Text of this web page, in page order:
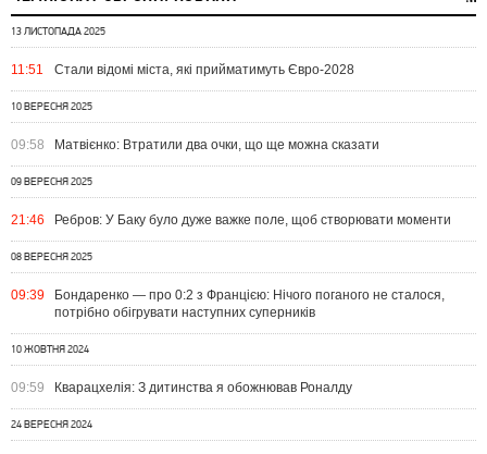
13 ЛИСТОПАДА 2025
11:51 Стали відомі міста, які прийматимуть Євро-2028
10 ВЕРЕСНЯ 2025
09:58 Матвієнко: Втратили два очки, що ще можна сказати
09 ВЕРЕСНЯ 2025
21:46 Ребров: У Баку було дуже важке поле, щоб створювати моменти
08 ВЕРЕСНЯ 2025
09:39
Бондаренко — про 0:2 з Францією: Нічого поганого не сталося,
потрібно обігрувати наступних суперників
10 ЖОВТНЯ 2024
09:59 Кварацхелія: З дитинства я обожнював Роналду
24 ВЕРЕСНЯ 2024